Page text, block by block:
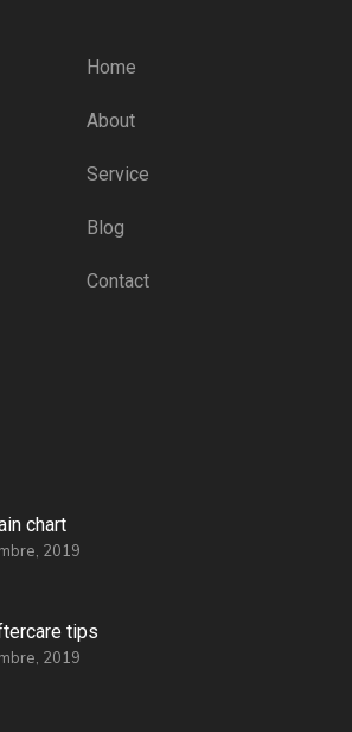
Home
About
Service
Blog
Contact
chart
2019
tips
2019